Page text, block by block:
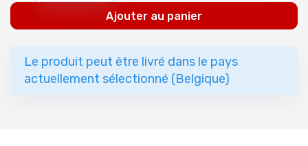
Ajouter au panier
Le produit peut être livré dans le pays
actuellement sélectionné (Belgique)